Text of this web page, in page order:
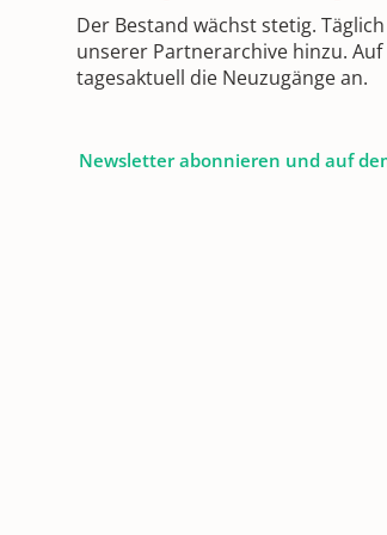
Der Bestand wächst stetig.
unserer Partnerarchive hinzu.
tagesaktuell die Neuzugänge an.
Newsletter abonnieren und auf